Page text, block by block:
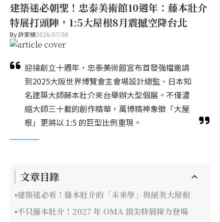
建築迷必朝聖！忠泰美術館10週年：藤本壯介
特展打頭陣，1:5大屋根8月震撼空降台北
By許家禎2026/07/08
迎接創立十週年，忠泰美術館宣布首發強檔邀請
到2025大阪世界博覽會主會場設計總監、日本知
名建築大師藤本壯介來台舉辦大型個展。不僅濃
縮大師三十載的創作精華，萬博精神象徵「大屋
根」更將以 1:5 的巨型比例重現。
文章目錄
建築迷必看！藤本壯介的「未來學」與絕美大屋根
不只藤本壯介！2027 年 OMA 頂尖特展接力登場